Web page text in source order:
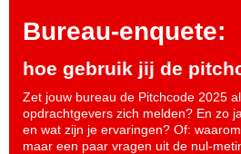
Bureau-enquete:
hoe gebruik jij de
Zet jouw bureau de Pitchcode 2025
opdrachtgevers zich melden? En zo
en wat zijn je ervaringen? Of:
maar een paar vragen uit de nul-